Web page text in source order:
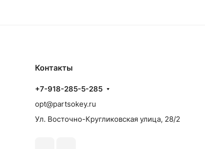
Контакты
+7-918-285-5-285
opt@partsokey.ru
Ул. Восточно-Кругликовская улица, 28/2